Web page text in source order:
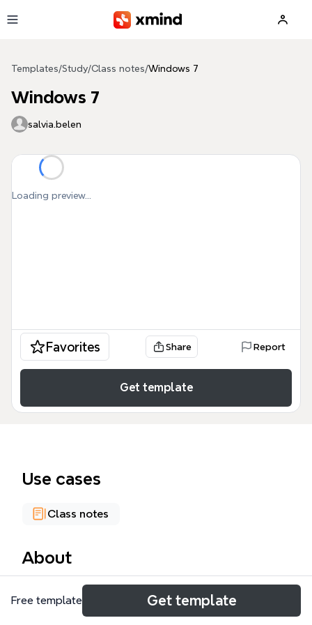
Templates/Study/Class notes/Windows 7
Windows 7
salvia.belen
Loading preview...
Favorites Share Report
Get template
Use cases
Class notes
About
Este mapa mental de Windows 7, con 88 nodos,
desglosa las novedades, cambios, mejoras y
Free template Get template